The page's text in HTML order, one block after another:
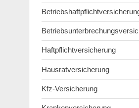
Haftpflichtversicherung
Hausratversicherung
Kfz-Versicherung